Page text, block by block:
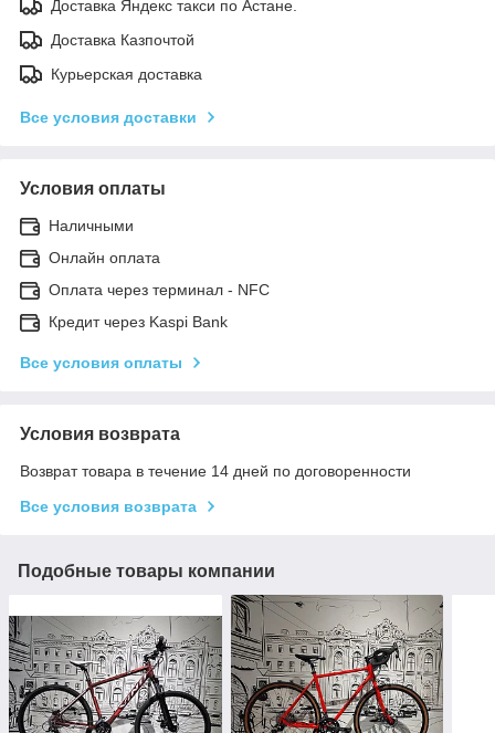
Доставка Яндекс такси по Астане.
Доставка Казпочтой
Курьерская доставка
Все условия доставки
Условия оплаты
Наличными
Онлайн оплата
Оплата через терминал - NFC
Кредит через Kaspi Bank
Все условия оплаты
Условия возврата
Возврат товара в течение 14 дней по договоренности
Все условия возврата
Подобные товары компании